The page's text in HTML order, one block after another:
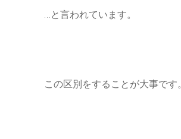
…と言われています。
この区別をすることが大事です。